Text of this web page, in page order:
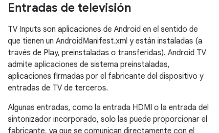
Entradas de televisión
TV Inputs son aplicaciones de Android en el sentido de
que tienen un AndroidManifest.xml y están instaladas (a
través de Play, preinstaladas o transferidas). Android TV
admite aplicaciones de sistema preinstaladas,
aplicaciones firmadas por el fabricante del dispositivo y
entradas de TV de terceros.
Algunas entradas, como la entrada HDMI o la entrada del
sintonizador incorporado, solo las puede proporcionar el